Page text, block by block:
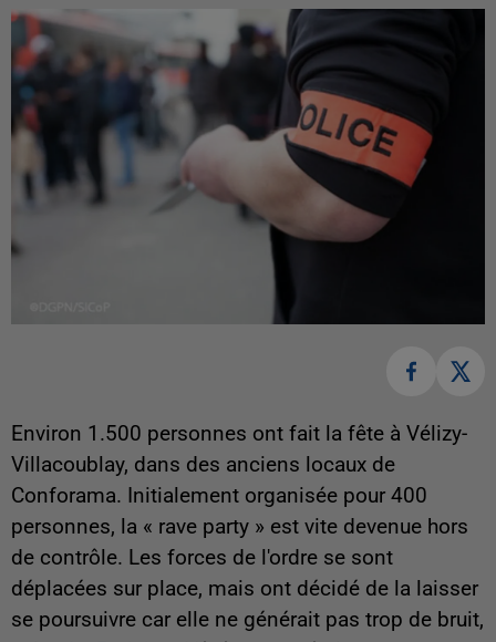
Environ 1.500 personnes ont fait la fête à Vélizy-
Villacoublay, dans des anciens locaux de
Conforama. Initialement organisée pour 400
personnes, la « rave party » est vite devenue hors
de contrôle. Les forces de l'ordre se sont
déplacées sur place, mais ont décidé de la laisser
se poursuivre car elle ne générait pas trop de bruit,